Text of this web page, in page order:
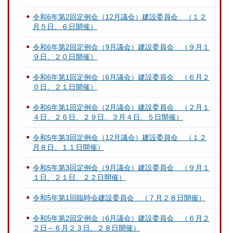
令和6年第2回定例会（12月議会）建設委員会 （１２
月５日、６日開催）
令和6年第2回定例会（9月議会）建設委員会 （９月１
９日、２０日開催）
令和6年第1回定例会（6月議会）建設委員会 （６月２
０日、２１日開催）
令和6年第1回定例会（2月議会）建設委員会 （２月１
４日、２６日、２９日、３月４日、５日開催）
令和5年第3回定例会（12月議会）建設委員会 （１２
月８日、１１日開催）
令和5年第3回定例会（9月議会）建設委員会 （９月１
１日、２１日、２２日開催）
令和5年第1回臨時会建設委員会 （７月２８日開催）
令和5年第2回定例会（6月議会）建設委員会 （６月２
２日～６月２３日、２８日開催）